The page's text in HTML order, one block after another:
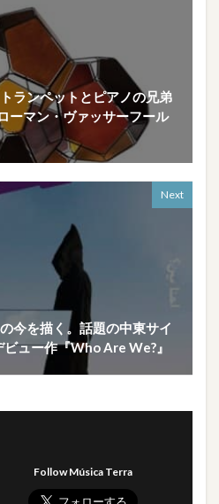
ランペットとピアノの兄弟
ーマン・ヴァッサーフール
Next
今を描く。話題の中東サイ
ュー作『Who Are We?』
Follow Música Terra